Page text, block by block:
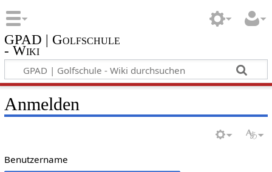
GPAD | Golfschule
- Wiki
Anmelden
Benutzername